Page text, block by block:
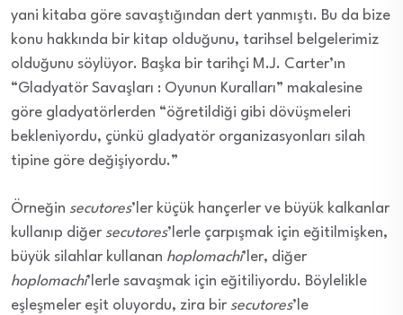
yani kitaba göre savaştığından dert yanmıştı. Bu da bize
konu hakkında bir kitap olduğunu, tarihsel belgelerimiz
olduğunu söylüyor. Başka bir tarihçi M.J. Carter’ın
“Gladyatör Savaşları : Oyunun Kuralları” makalesine
göre gladyatörlerden “öğretildiği gibi dövüşmeleri
bekleniyordu, çünkü gladyatör organizasyonları silah
tipine göre değişiyordu.”
Örneğin secutores’ ler küçük hançerler ve büyük kalkanlar
kullanıp diğer secutores’lerle çarpışmak için eğitilmişken,
büyük silahlar kullanan hoplomachi’ler, diğer
hoplomachi’lerle savaşmak için eğitiliyordu. Böylelikle
eşleşmeler eşit oluyordu, zira bir secutores’le